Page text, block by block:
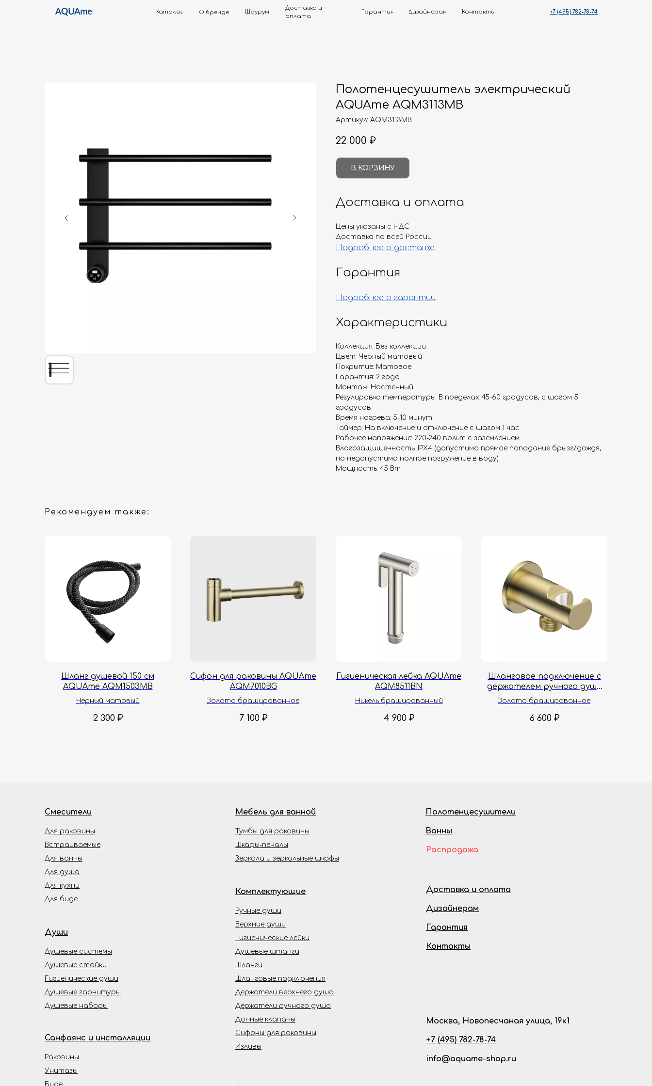
+7 (495) 782-78-74
Контакты
Дизайнерам
Доставка и
оплата
Шоурум
Каталог О бренде
Полотенцесушитель электрический
AQUAme AQM3113MB
Артикул: AQM3113MB
22 000 ₽
В КОРЗИНУ
Доставка и оплата
Цены указаны с НДС
Доставка по всей России
Подробнее о доставке.
Гарантия
Подробнее о гарантии.
Характеристики
Коллекция: Без коллекции
Цвет: Черный матовый
Покрытие: Матовое
Гарантия: 2 года
Монтаж: Настенный
Регулировка температуры: В пределах 45-60 градусов, с шагом 5
градусов
Время нагрева: 5-10 минут
Таймер: На включение и отключение с шагом 1 час
Рабочее напряжение: 220-240 вольт с заземлением
Влагозащищенность: IPX4 (допустимо прямое попадание брызг/дождя,
но недопустимо полное погружение в воду)
Мощность: 45 Вт
Рекомендуем также:
Шланг душевой 150 см
AQUAme AQM1503MB
Черный матовый
2 300 ₽
Сифон для раковины AQUAme
AQM7010BG
Золото брашированное
7 100 ₽
Гигиеническая лейка AQUAme
AQM8511BN
Никель брашированный
4 900 ₽
Шланговое подключение с
держателем ручного душа
AQUAme Siena AQM8714BG
Золото брашированное
6 600 ₽
Смесители
Души
Душевые гарнитуры
Душевые наборы
Душевые системы
Гигиенические души
Мебель для ванной
Тумбы для раковины
Шкафы-пеналы
Зеркала и зеркальные шкафы
Встраиваемые
Для биде
Для кухни
Для ванны
Для душа
Для раковины
Комплектующие
Ручные души
Верхние души
Гигиенические лейки
Шланги
Дизайнерам
Доставка и оплата
Гарантия
Контакты
Душевые стойки
Шланговые подключения
Биде
Унитазы
Раковины
Санфаянс и инсталляции
Распродажа
Полотенцесушители
Ванны
Держатели верхнего душа
Держатели ручного душа
Донные клапаны
Сифоны для раковины
Изливы
Душевые штанги
Москва, Новопесчаная улица, 19к1
+7 (495) 782-78-74
info@aquame-shop.ru